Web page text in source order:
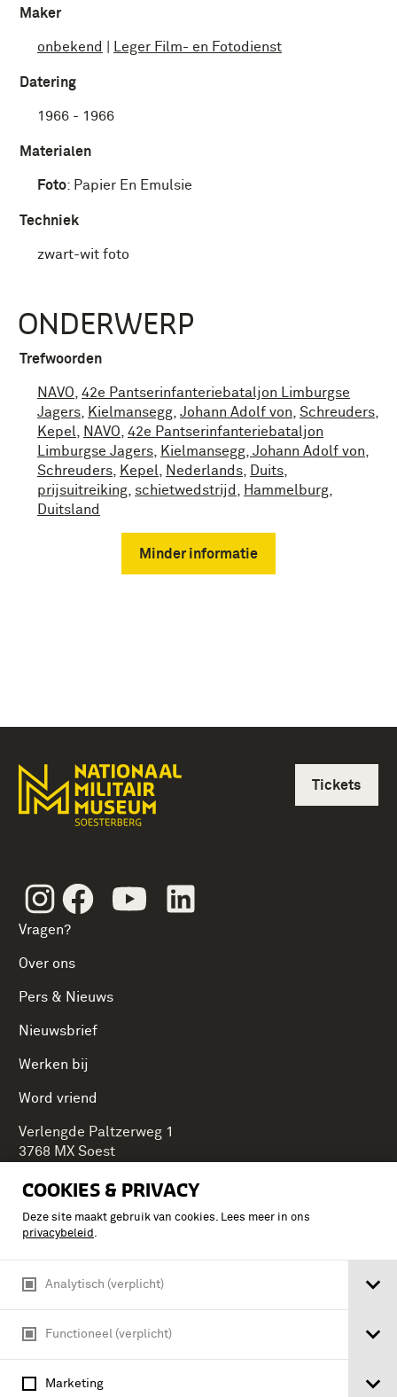
COOKIES & PRIVACY
Deze site maakt gebruik van cookies. Lees meer in ons
privacybeleid .
Analytisch (verplicht)
Functioneel (verplicht)
Marketing
Maker
onbekend Leger Film- en Fotodienst
Datering
1966 - 1966
Materialen
Foto: Papier En Emulsie
Techniek
zwart-wit foto
ONDERWERP
Trefwoorden
NAVO 42e Pantserinfanteriebataljon Limburgse
Jagers
Kielmansegg Johann Adolf von Schreuders
Kepel
NAVO 42e Pantserinfanteriebataljon
Limburgse Jagers
Kielmansegg, Johann Adolf von
Schreuders
Kepel Nederlands Duits
prijsuitreiking schietwedstrijd Hammelburg
Duitsland
Minder informatie
InstagramFacebookYoutube
Vragen?
Over ons
Pers & Nieuws
Nieuwsbrief
Werken bij
Word vriend
Tickets
Verlengde Paltzerweg 1
3768 MX Soest
Onderdeel van Stichting Koninklijke Defensiemusea,